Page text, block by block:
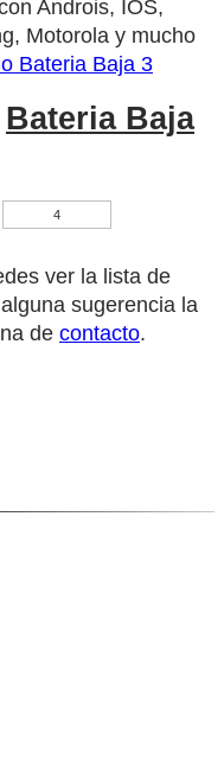
Androis, IOS,
Motorola y mucho
Bateria Baja 3
Bateria Baja
4
ver la lista de
sugerencia la
de contacto.